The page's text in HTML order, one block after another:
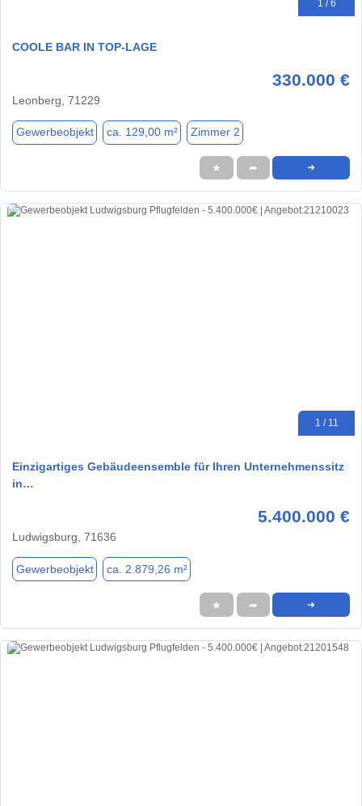
1 / 6
COOLE BAR IN TOP-LAGE
330.000 €
Leonberg, 71229
Gewerbeobjekt ca. 129,00 m² Zimmer 2
★ ➦ ➜
1 / 11
Einzigartiges Gebäudeensemble für Ihren Unternehmenssitz
in…
5.400.000 €
Ludwigsburg, 71636
Gewerbeobjekt ca. 2.879,26 m²
★ ➦ ➜